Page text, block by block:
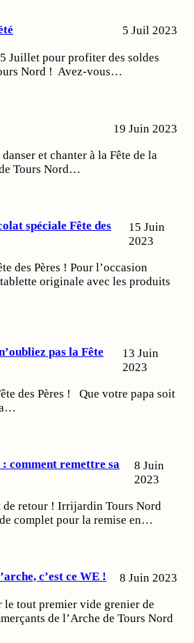
5 Juil 2023
Juillet pour profiter des soldes
Nord ! Avez-vous…
19 Juin 2023
et chanter à la Fête de la
Tours Nord…
spéciale Fête des
15 Juin
2023
des Pères ! Pour l’occasion
originale avec les produits
pas la Fête
13 Juin
2023
des Pères ! Que votre papa soit
comment remettre sa
8 Juin
2023
de retour ! Irrijardin Tours Nord
complet pour la remise en…
c’est ce WE !
8 Juin 2023
le tout premier vide grenier de
de l’Arche de Tours Nord